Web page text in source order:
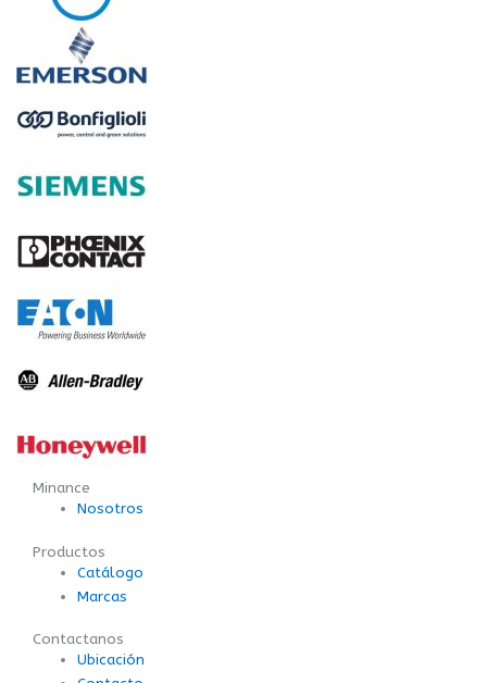
Minance
Nosotros
Productos
Catálogo
Marcas
Contactanos
Ubicación